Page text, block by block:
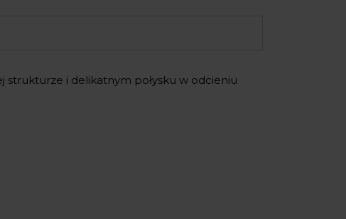
strukturze i delikatnym połysku w odcieniu